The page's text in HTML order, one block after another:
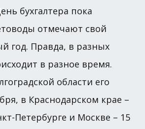
бухгалтера пока
отмечают свой
год. Правда, в разных
в разное время.
области его
в Краснодарском крае –
Петербурге и Москве – 15